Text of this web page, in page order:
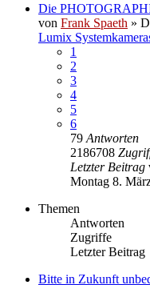
Die
von Frank Spaeth »
Lumix
1
2
3
4
5
6
79 Antworten
2186708
Letzter Beitrag
Montag 8.
Themen
Antworten
Zugriffe
Letzter Beitrag
Bitte in Zukunft